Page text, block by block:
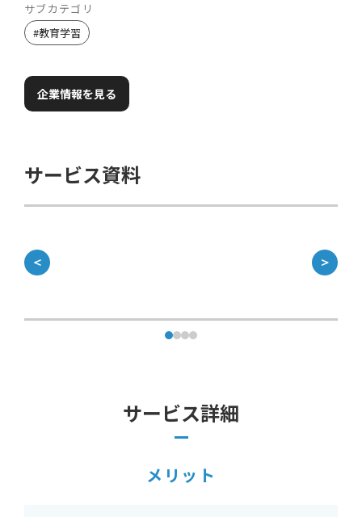
サブカテゴリ
#教育学習
企業情報を見る
サービス資料
＜ ＞
サービス詳細
メリット